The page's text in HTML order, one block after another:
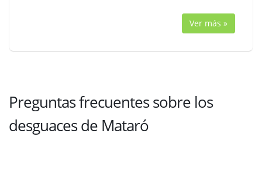
Ver más »
Preguntas frecuentes sobre los
desguaces de Mataró